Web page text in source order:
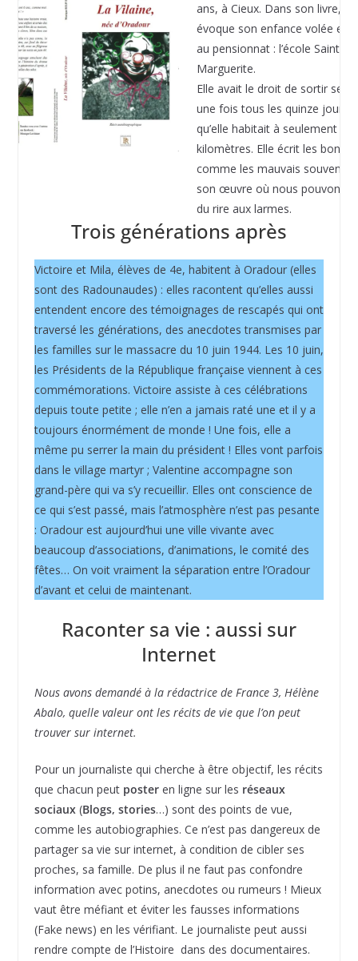
ans, à Cieux. Dans son livre,
évoque son enfance volée et
au pensionnat : l’école Sainte-
Marguerite.
Elle avait le droit de sortir
une fois tous les quinze jours,
qu’elle habitait à seulement
kilomètres. Elle écrit les bons
comme les mauvais souvenirs
son œuvre où nous pouvons
du rire aux larmes.
Trois générations après
Victoire et Mila, élèves de 4e, habitent à Oradour (elles
sont des Radounaudes) : elles racontent qu’elles aussi
entendent encore des témoignages de rescapés qui ont
traversé les générations, des anecdotes transmises par
les familles sur le massacre du 10 juin 1944. Les 10 juin,
les Présidents de la République française viennent à ces
commémorations. Victoire assiste à ces célébrations
depuis toute petite ; elle n’en a jamais raté une et il y a
toujours énormément de monde ! Une fois, elle a
même pu serrer la main du président ! Elles vont parfois
dans le village martyr ; Valentine accompagne son
grand-père qui va s’y recueillir. Elles ont conscience de
ce qui s’est passé, mais l’atmosphère n’est pas pesante
: Oradour est aujourd’hui une ville vivante avec
beaucoup d’associations, d’animations, le comité des
fêtes… On voit vraiment la séparation entre l’Oradour
d’avant et celui de maintenant.
Raconter sa vie : aussi sur
Internet
Nous avons demandé à la rédactrice de France 3, Hélène
Abalo, quelle valeur ont les récits de vie que l’on peut
trouver sur internet.
Pour un journaliste qui cherche à être objectif, les récits
que chacun peut posteren ligne sur les réseaux
sociaux(Blogs, stories…) sont des points de vue,
comme les autobiographies. Ce n’est pas dangereux de
partager sa vie sur internet, à condition de cibler ses
proches, sa famille. De plus il ne faut pas confondre
information avec potins, anecdotes ou rumeurs ! Mieux
vaut être méfiant et éviter les fausses informations
(Fake news) en les vérifiant. Le journaliste peut aussi
rendre compte de l’Histoire dans des documentaires.